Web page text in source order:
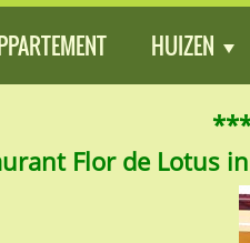
Flor de Lotus
HUIZEN